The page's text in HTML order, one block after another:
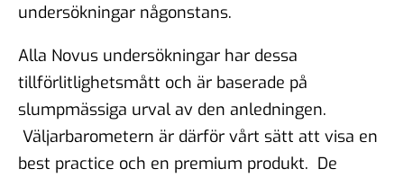
undersökningar någonstans.
Alla Novus undersökningar har dessa
tillförlitlighetsmått och är baserade på
slumpmässiga urval av den anledningen.
Väljarbarometern är därför vårt sätt att visa en
best practice och en premium produkt. De